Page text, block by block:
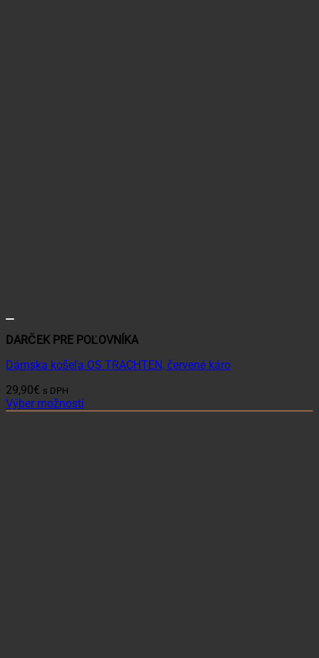
DARČEK PRE POĽOVNÍKA
Dámska košeľa OS TRACHTEN, červené káro
29,90€ s DPH
Výber možností
Tento